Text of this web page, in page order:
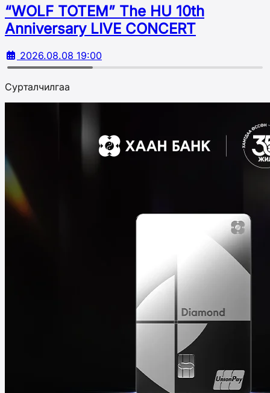
“WOLF TOTEM” The HU 10th
Аnniversary LIVE CONCERT
2026.08.08 19:00
Сурталчилгаа